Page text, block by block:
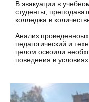
В эвакуации в
студенты,
колледжа в
Анализ
педагогический и
целом освоили
поведения в